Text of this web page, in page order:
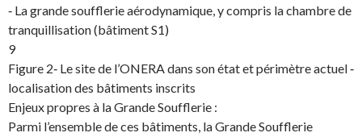
‐ La grande soufflerie aérodynamique, y compris la chambre de
tranquillisation (bâtiment S1)
9
Figure 2‐ Le site de l’ONERA dans son état et périmètre actuel ‐
localisation des bâtiments inscrits
Enjeux propres à la Grande Soufflerie :
Parmi l’ensemble de ces bâtiments, la Grande Soufflerie